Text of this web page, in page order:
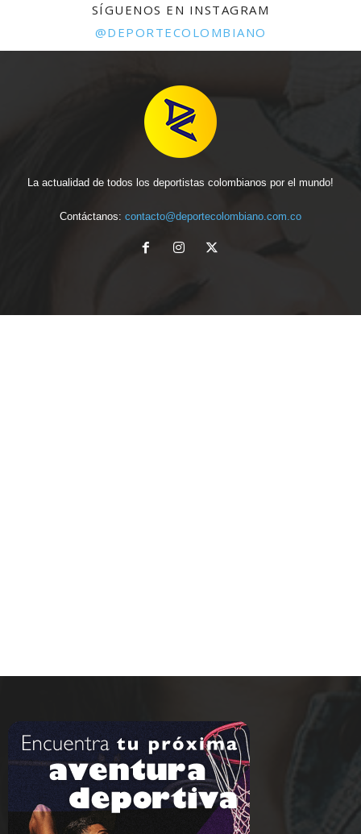
SÍGUENOS EN INSTAGRAM
@DEPORTECOLOMBIANO
La actualidad de todos los deportistas colombianos por el mundo!
Contáctanos: contacto@deportecolombiano.com.co